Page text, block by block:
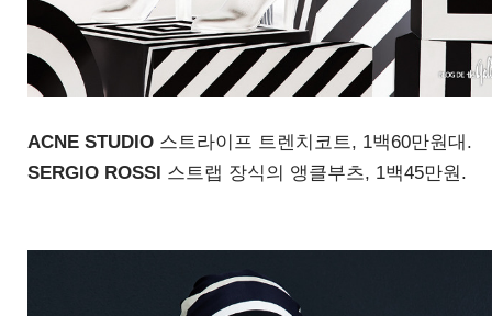
ACNE STUDIO 스트라이프 트렌치코트, 1백60만원대 .
SERGIO ROSSI 스트랩 장식의 앵클부츠, 1백45만원.